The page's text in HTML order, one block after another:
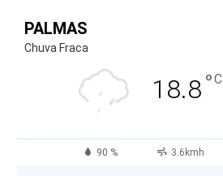
PALMAS
Chuva Fraca
18.8°C
90 % 3.6kmh